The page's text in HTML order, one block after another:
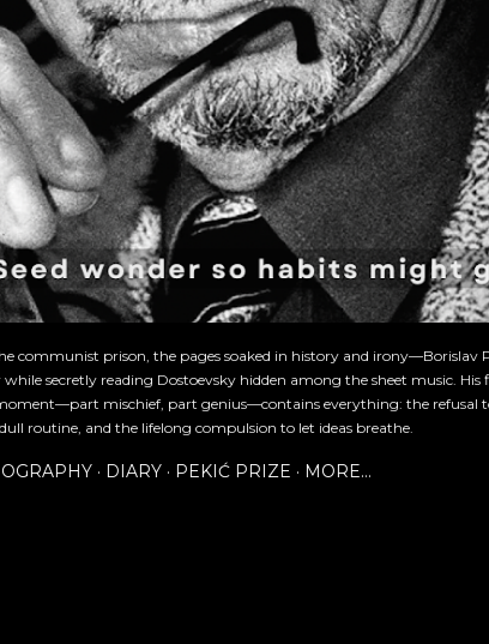
communist prison, the pages soaked in history and irony—Borislav
secretly reading Dostoevsky hidden among the sheet music. His
mischief, part genius—contains everything: the refusal
routine, and the lifelong compulsion to let ideas breathe.
DIARY PEKIĆ PRIZE MORE…